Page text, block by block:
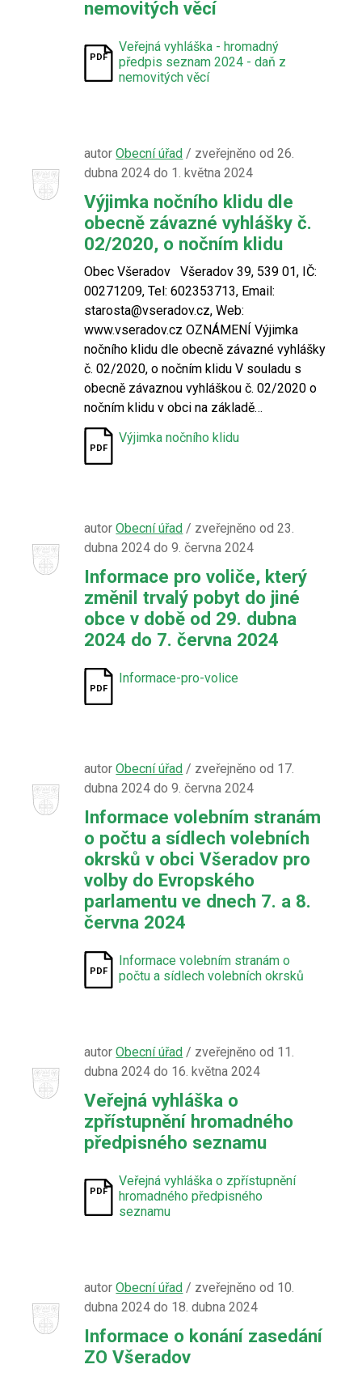
nemovitých věcí
Veřejná vyhláška - hromadný
předpis seznam 2024 - daň z
nemovitých věcí
autorObecní úřad / zveřejněno od 26.
dubna 2024 do 1. května 2024
Výjimka nočního klidu dle
obecně závazné vyhlášky č.
02/2020, o nočním klidu
Obec Všeradov Všeradov 39, 539 01, IČ:
00271209, Tel: 602353713, Email:
starosta@vseradov.cz, Web:
www.vseradov.cz OZNÁMENÍ Výjimka
nočního klidu dle obecně závazné vyhlášky
č. 02/2020, o nočním klidu V souladu s
obecně závaznou vyhláškou č. 02/2020 o
nočním klidu v obci na základě…
Výjimka nočního klidu
autorObecní úřad / zveřejněno od 23.
dubna 2024 do 9. června 2024
Informace pro voliče, který
změnil trvalý pobyt do jiné
obce v době od 29. dubna
2024 do 7. června 2024
Informace-pro-volice
autorObecní úřad / zveřejněno od 17.
dubna 2024 do 9. června 2024
Informace volebním stranám
o počtu a sídlech volebních
okrsků v obci Všeradov pro
volby do Evropského
parlamentu ve dnech 7. a 8.
června 2024
Informace volebním stranám o
počtu a sídlech volebních okrsků
autorObecní úřad / zveřejněno od 11.
dubna 2024 do 16. května 2024
Veřejná vyhláška o
zpřístupnění hromadného
předpisného seznamu
Veřejná vyhláška o zpřístupnění
hromadného předpisného
seznamu
autorObecní úřad / zveřejněno od 10.
dubna 2024 do 18. dubna 2024
Informace o konání zasedání
ZO Všeradov